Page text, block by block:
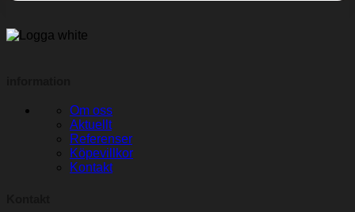
Om oss
Aktuellt
Referenser
Köpevillkor
Kontakt